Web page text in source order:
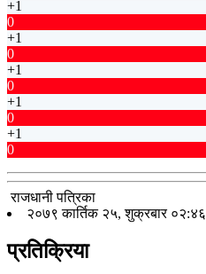
+1
0
+1
0
+1
0
+1
0
+1
0
राजधानी पत्रिका
२०७९ कार्तिक २५, शुक्रबार ०२:४६
प्रतिक्रिया